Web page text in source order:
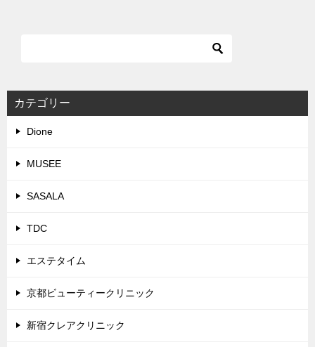
カテゴリー
Dione
MUSEE
SASALA
TDC
エステタイム
京都ビューティークリニック
新宿クレアクリニック